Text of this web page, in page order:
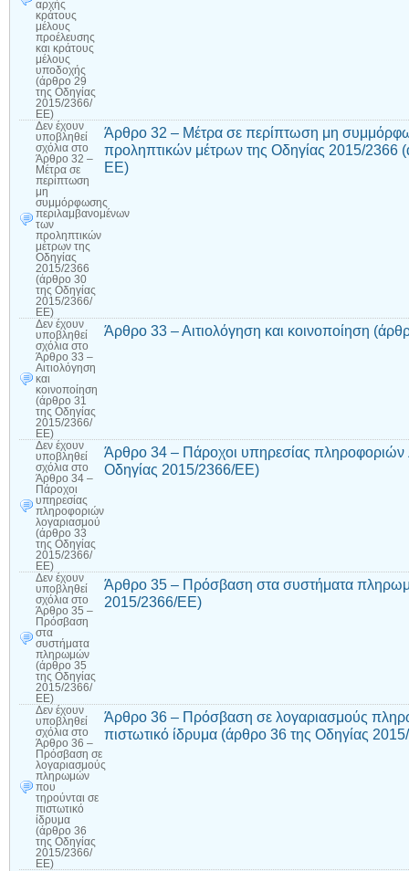
αρχής
κράτους
μέλους
προέλευσης
και κράτους
μέλους
υποδοχής
(άρθρο 29
της Οδηγίας
2015/2366/
ΕΕ)
Δεν έχουν
υποβληθεί
σχόλια στο
Άρθρο 32 –
Μέτρα σε
περίπτωση
μη
συμμόρφωσης
περιλαμβανομένων
των
προληπτικών
μέτρων της
Οδηγίας
2015/2366
(άρθρο 30
της Οδηγίας
2015/2366/
ΕΕ)
Άρθρο 32 – Μέτρα σε περίπτωση μη
προληπτικών μέτρων της Οδηγίας 2015/2366
ΕΕ)
Δεν έχουν
υποβληθεί
σχόλια στο
Άρθρο 33 –
Αιτιολόγηση
και
κοινοποίηση
(άρθρο 31
της Οδηγίας
2015/2366/
ΕΕ)
Άρθρο 33 – Αιτιολόγηση και κοινοποίηση
Δεν έχουν
υποβληθεί
σχόλια στο
Άρθρο 34 –
Πάροχοι
υπηρεσίας
πληροφοριών
λογαριασμού
(άρθρο 33
της Οδηγίας
2015/2366/
ΕΕ)
Άρθρο 34 – Πάροχοι υπηρεσίας πληροφοριών
Οδηγίας 2015/2366/ΕΕ)
Δεν έχουν
υποβληθεί
σχόλια στο
Άρθρο 35 –
Πρόσβαση
στα
συστήματα
πληρωμών
(άρθρο 35
της Οδηγίας
2015/2366/
ΕΕ)
Άρθρο 35 – Πρόσβαση στα συστήματα
2015/2366/ΕΕ)
Δεν έχουν
υποβληθεί
σχόλια στο
Άρθρο 36 –
Πρόσβαση σε
λογαριασμούς
πληρωμών
που
τηρούνται σε
πιστωτικό
ίδρυμα
(άρθρο 36
της Οδηγίας
2015/2366/
ΕΕ)
Άρθρο 36 – Πρόσβαση σε λογαριασμούς
πιστωτικό ίδρυμα (άρθρο 36 της Οδηγίας